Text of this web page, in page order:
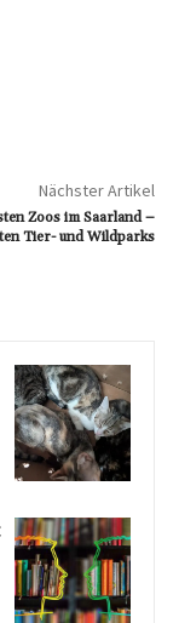
Nächster Artikel
Zoos im Saarland –
Tier- und Wildparks